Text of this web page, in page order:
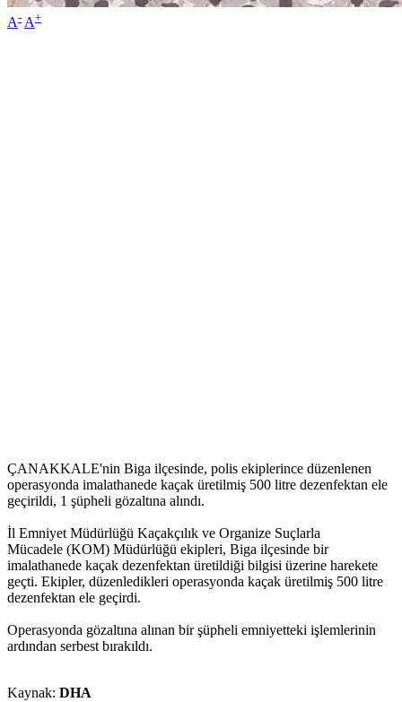
A- A+
ÇANAKKALE'nin Biga ilçesinde, polis ekiplerince düzenlenen
operasyonda imalathanede kaçak üretilmiş 500 litre dezenfektan ele
geçirildi, 1 şüpheli gözaltına alındı.
İl Emniyet Müdürlüğü Kaçakçılık ve Organize Suçlarla
Mücadele (KOM) Müdürlüğü ekipleri, Biga ilçesinde bir
imalathanede kaçak dezenfektan üretildiği bilgisi üzerine harekete
geçti. Ekipler, düzenledikleri operasyonda kaçak üretilmiş 500 litre
dezenfektan ele geçirdi.
Operasyonda gözaltına alınan bir şüpheli emniyetteki işlemlerinin
ardından serbest bırakıldı.
Kaynak: DHA